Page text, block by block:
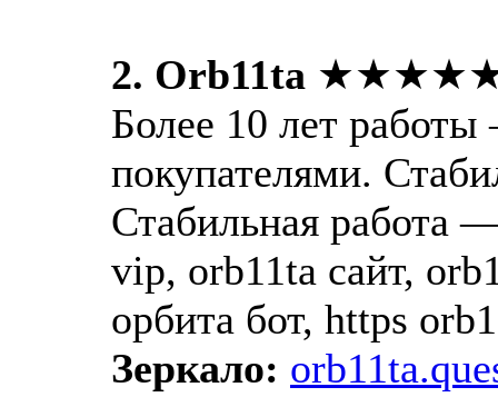
2. Orb11ta
Более 10 лет работы
покупателями.
Стабильная работа
vip, orb11ta сайт,
орбита бот, https
Зеркало: